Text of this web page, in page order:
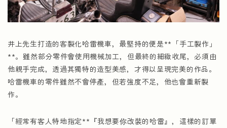
井上先生打造的客製化哈雷機車，最堅持的便是**「手工製作」
**。雖然部分零件會使用機械加工，但最終的細緻收尾，必須由
他親手完成，透過其獨特的造型美感，才得以呈現完美的作品。
哈雷機車的零件雖然不會停產，但若強度不足，他也會重新製
作。
「經常有客人特地指定**『我想要你改裝的哈雷』，這樣的訂單